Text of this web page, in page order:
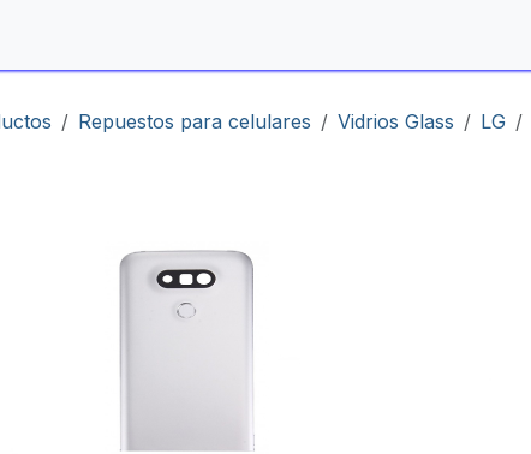
Repuestos para celulares Vidrios Glass LG